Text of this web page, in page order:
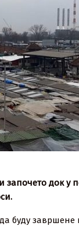
док у
буду завршене